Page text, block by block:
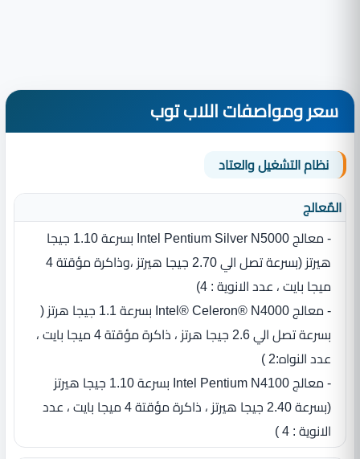
سعر ومواصفات اللاب توب
نظام التشغيل والعتاد
المٌعالج
- معالج Intel Pentium Silver N5000 بسرعة 1.10 جيجا
هيرتز (بسرعة تصل الي 2.70 جيجا هيرتز ،وذاكرة مؤقتة 4
ميجا بايت ، عدد الانوية : 4)
- معالج Intel® Celeron® N4000 بسرعة 1.1 جيجا هرتز (
بسرعة تصل الي 2.6 جيجا هرتز ، ذاكرة مؤقتة 4 ميجا بايت ،
عدد النواه:2 )
- معالج Intel Pentium N4100 بسرعة 1.10 جيجا هيرتز
(بسرعة 2.40 جيجا هيرتز ، ذاكرة مؤقتة 4 ميجا بايت ، عدد
الانوية : 4 )